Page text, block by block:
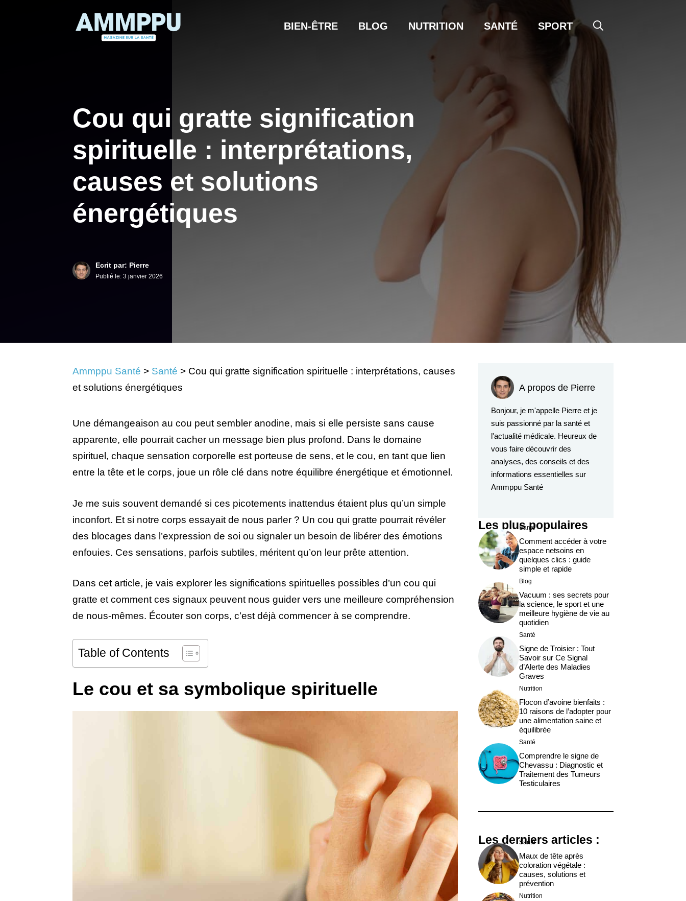
BIEN-ÊTRE BLOG NUTRITION SANTÉ SPORT
Cou qui gratte signification
spirituelle : interprétations,
causes et solutions
énergétiques
Ecrit par: Pierre
Publié le: 3 janvier 2026
Ammppu Santé > Santé > Cou qui gratte signification spirituelle : interprétations, causes
et solutions énergétiques
Une démangeaison au cou peut sembler anodine, mais si elle persiste sans cause
apparente, elle pourrait cacher un message bien plus profond. Dans le domaine
spirituel, chaque sensation corporelle est porteuse de sens, et le cou, en tant que lien
entre la tête et le corps, joue un rôle clé dans notre équilibre énergétique et émotionnel.
Je me suis souvent demandé si ces picotements inattendus étaient plus qu’un simple
inconfort. Et si notre corps essayait de nous parler ? Un cou qui gratte pourrait révéler
des blocages dans l’expression de soi ou signaler un besoin de libérer des émotions
enfouies. Ces sensations, parfois subtiles, méritent qu’on leur prête attention.
Dans cet article, je vais explorer les significations spirituelles possibles d’un cou qui
gratte et comment ces signaux peuvent nous guider vers une meilleure compréhension
de nous-mêmes. Écouter son corps, c’est déjà commencer à se comprendre.
Table of Contents
Le cou et sa symbolique spirituelle
A propos de Pierre
Bonjour, je m'appelle Pierre et je
suis passionné par la santé et
l'actualité médicale. Heureux de
vous faire découvrir des
analyses, des conseils et des
informations essentielles sur
Ammppu Santé
Les plus populaires
Santé
Comment accéder à votre
espace netsoins en
quelques clics : guide
simple et rapide
Blog
Vacuum : ses secrets pour
la science, le sport et une
meilleure hygiène de vie au
quotidien
Santé
Signe de Troisier : Tout
Savoir sur Ce Signal
d’Alerte des Maladies
Graves
Nutrition
Flocon d’avoine bienfaits :
10 raisons de l’adopter pour
une alimentation saine et
équilibrée
Santé
Comprendre le signe de
Chevassu : Diagnostic et
Traitement des Tumeurs
Testiculaires
Les derniers articles :
Santé
Maux de tête après
coloration végétale :
causes, solutions et
prévention
Nutrition